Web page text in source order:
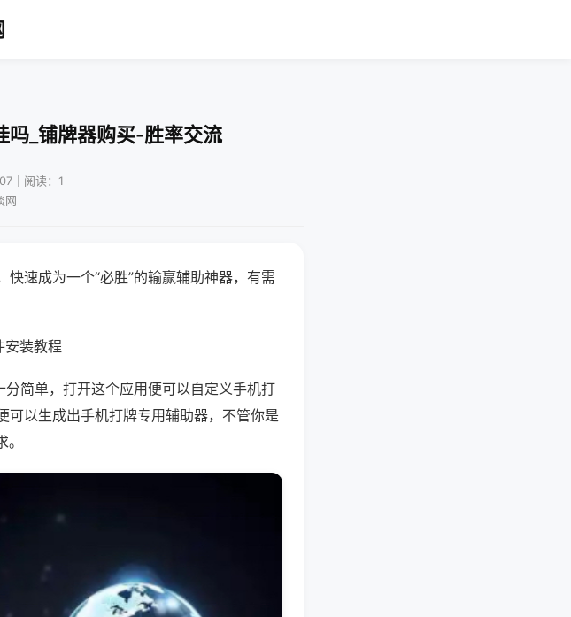
吗_铺牌器购买-胜率交流
｜阅读：1
网
速成为一个“必胜”的输赢辅助神器，有需
装教程
简单，打开这个应用便可以自定义手机打
可以生成出手机打牌专用辅助器，不管你是